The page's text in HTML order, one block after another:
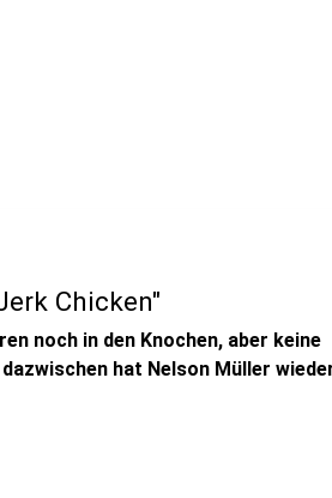
Chicken"
noch in den Knochen, aber keine
hat Nelson Müller